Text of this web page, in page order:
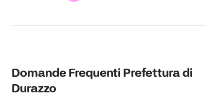
Domande Frequenti Prefettura di
Durazzo